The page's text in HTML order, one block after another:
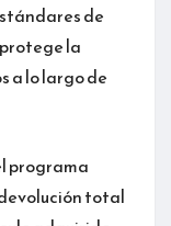
de
la
a lo largo de
programa
total